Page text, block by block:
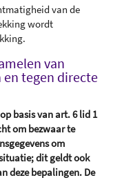
van de
wordt
van
en tegen directe
basis van art. 6 lid 1
om bezwaar te
om
dit geldt ook
deze bepalingen. De